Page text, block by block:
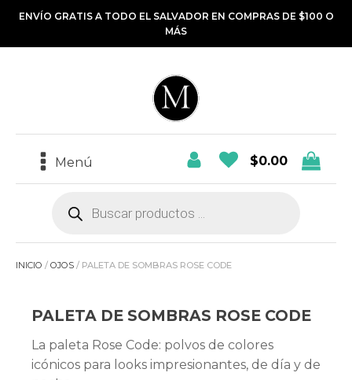
ENVÍO GRATIS A TODO EL SALVADOR EN COMPRAS DE $100 O
MÁS
Menú $0.00
Búsqueda
INICIO / OJOS / PALETA DE SOMBRAS ROSE CODE
PALETA DE SOMBRAS ROSE CODE
La paleta Rose Code: polvos de colores
icónicos para looks impresionantes, de día y de